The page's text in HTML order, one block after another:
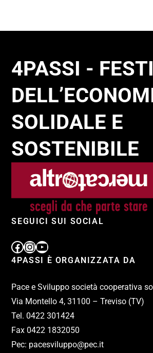
4PASSI -
SOLIDALE E
SOSTENIBILE
SEGUICI SUI SOCIAL
4PASSI È ORGANIZZATA DA
Pace e Sviluppo società cooperativa
Via Montello 4, 31100 – Treviso (TV)
Tel. 0422 301424
Fax 0422 1832050
Pec: pacesviluppo@pec.it